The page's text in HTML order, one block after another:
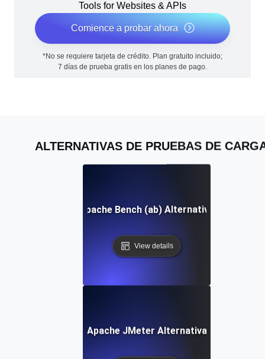
Tools for Websites & APIs
Comience a probar ahora
*No se requiere tarjeta de crédito. Plan gratuito incluido;
7 días de prueba gratis en los planes de pago.
ALTERNATIVAS DE PRUEBAS DE
Apache Bench (ab) Alternativa
View details
Apache JMeter Alternativa